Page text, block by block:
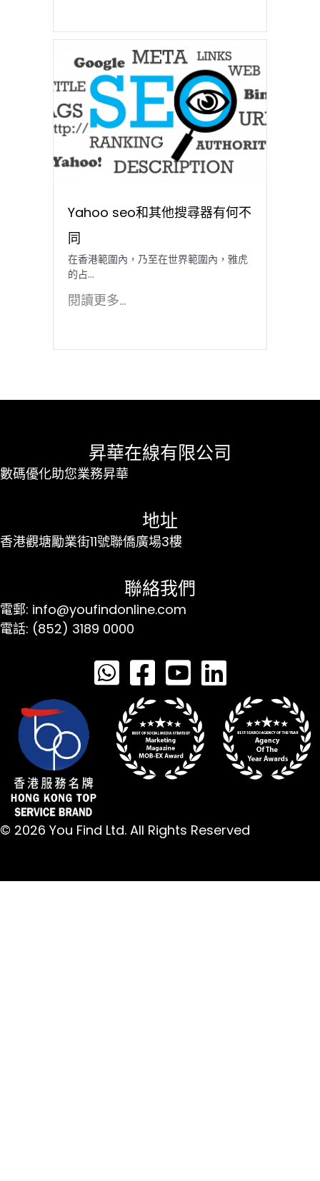
Yahoo seo和其他搜尋器有何不
同
在香港範圍內，乃至在世界範圍內，雅虎
的占...
閱讀更多...
昇華在線有限公司
數碼優化助您業務昇華
地址
香港觀塘勵業街11號聯僑廣場3樓
聯絡我們
電郵: info@youfindonline.com
電話: (852) 3189 0000
© 2026 You Find Ltd. All Rights Reserved